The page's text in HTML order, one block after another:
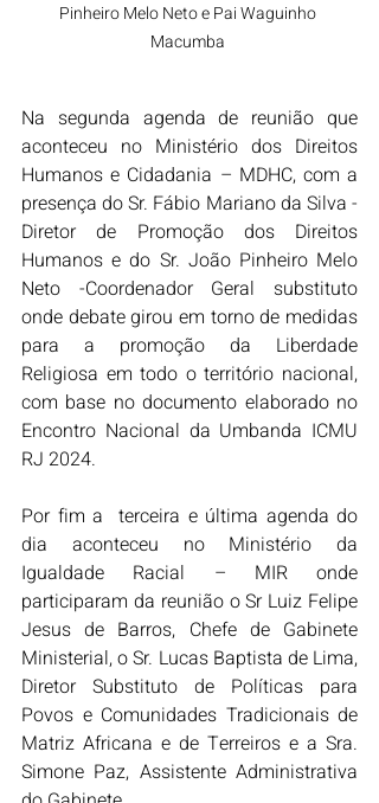
Pinheiro Melo Neto e Pai Waguinho
Macumba
Na segunda agenda de reunião que
aconteceu no Ministério dos Direitos
Humanos e Cidadania – MDHC, com a
presença do Sr. Fábio Mariano da Silva -
Diretor de Promoção dos Direitos
Humanos e do Sr. João Pinheiro Melo
Neto -Coordenador Geral substituto
onde debate girou em torno de medidas
para a promoção da Liberdade
Religiosa em todo o território nacional,
com base no documento elaborado no
Encontro Nacional da Umbanda ICMU
RJ 2024.
Por fim a  terceira e última agenda do
dia aconteceu no Ministério da
Igualdade Racial – MIR onde
participaram da reunião o Sr Luiz Felipe
Jesus de Barros, Chefe de Gabinete
Ministerial, o Sr. Lucas Baptista de Lima,
Diretor Substituto de Políticas para
Povos e Comunidades Tradicionais de
Matriz Africana e de Terreiros e a Sra.
Simone Paz, Assistente Administrativa